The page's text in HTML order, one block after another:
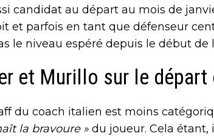
candidat au départ au mois de
et parfois en tant que défenseur
le niveau espéré depuis le début de
et Murillo sur le départ
du coach italien est moins
la bravoure » du joueur. Cela étant,